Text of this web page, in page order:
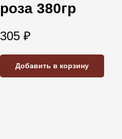
роза 380гр
305 ₽
Добавить в корзину